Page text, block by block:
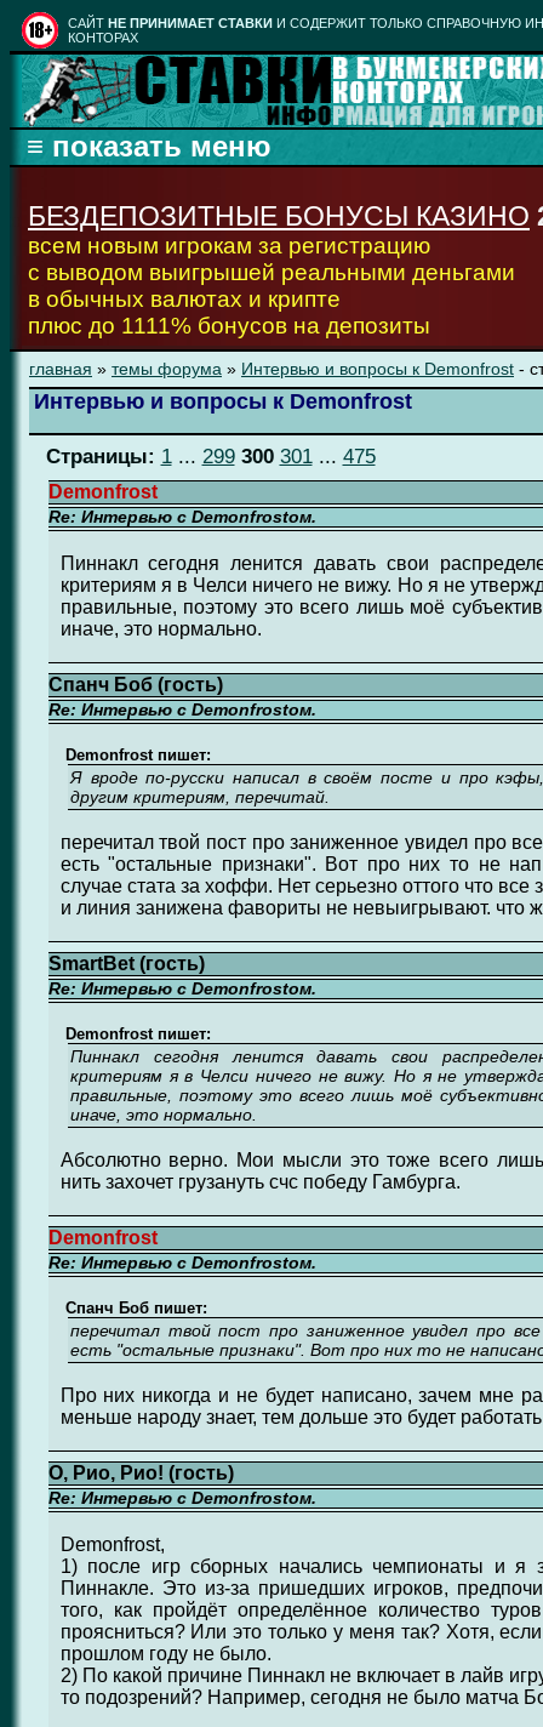
CАЙТ НЕ ПРИНИМАЕТ СТАВКИ И СОДЕРЖИТ ТОЛЬКО СПРАВОЧНУЮ
КОНТОРАХ
БЕЗДЕПОЗИТНЫЕ БОНУСЫ КАЗИНО
всем новым игрокам за регистрацию
с выводом выигрышей реальными деньгами
в обычных валютах и крипте
плюс до 1111% бонусов на депозиты
главная » темы форума » Интервью и вопросы к Demonfrost -
Интервью и вопросы к Demonfrost
Страницы: 1... 299 300 301... 475
Demonfrost
Re: Интервью с Demonfrostом.
Пиннакл сегодня ленится давать свои
критериям я в Челси ничего не вижу. Но я не
правильные, поэтому это всего лишь моё
иначе, это нормально.
Спанч Боб (гость)
Re: Интервью с Demonfrostом.
Demonfrost пишет:
Я вроде по-русски написал в своём посте и про
другим критериям, перечитай.
перечитал твой пост про заниженное увидел про
есть "остальные признаки". Вот про них то не
случае стата за хоффи. Нет серьезно оттого что все
и линия занижена фавориты не невыигрывают. что
SmartBet (гость)
Re: Интервью с Demonfrostом.
Demonfrost пишет:
Пиннакл сегодня ленится давать свои
критериям я в Челси ничего не вижу. Но я не
правильные, поэтому это всего лишь моё
иначе, это нормально.
Абсолютно верно. Мои мысли это тоже всего
нить захочет грузануть счс победу Гамбурга.
Demonfrost
Re: Интервью с Demonfrostом.
Спанч Боб пишет:
перечитал твой пост про заниженное увидел про
есть "остальные признаки". Вот про них то не
Про них никогда и не будет написано, зачем мне
меньше народу знает, тем дольше это будет
О, Рио, Рио! (гость)
Re: Интервью с Demonfrostом.
Demonfrost,
1) после игр сборных начались чемпионаты и я
Пиннакле. Это из-за пришедших игроков,
того, как пройдёт определённое количество
проясниться? Или это только у меня так? Хотя,
прошлом году не было.
2) По какой причине Пиннакл не включает в лайв
то подозрений? Например, сегодня не было матча